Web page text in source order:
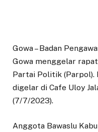
Gowa – Badan
Gowa menggelar
Partai Politik (Parpol).
digelar di Cafe Uloy
(7/7/2023).
Anggota Bawaslu